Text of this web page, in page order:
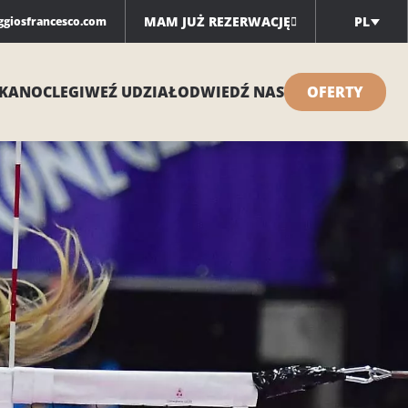
MAM JUŻ REZERWACJĘ PL
NOCLEGIWEŹ UDZIAŁODWIEDŹ NAS OFERTY